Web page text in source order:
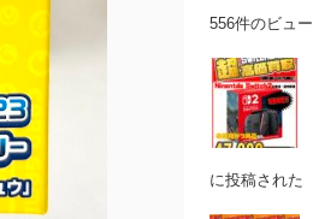
556件のビュー
に投稿された